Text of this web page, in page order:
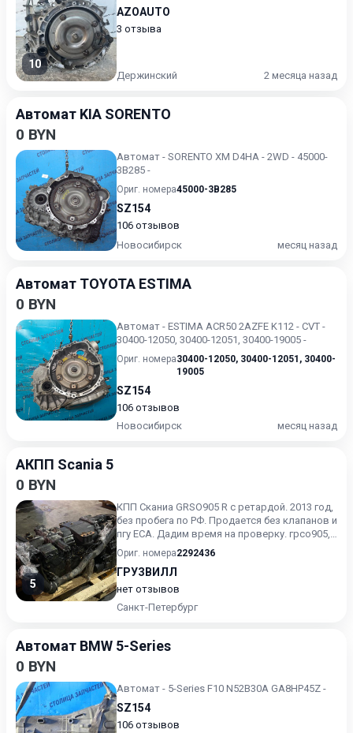
10
AZOAUTO
3 отзыва
Держинский 2 месяца назад
Автомат KIA SORENTO
0 BYN
Автомат - SORENTO XM D4HA - 2WD - 45000-
3B285 -
Ориг. номера45000-3B285
SZ154
106 отзывов
Новосибирск
месяц назад
Автомат TOYOTA ESTIMA
0 BYN
Автомат - ESTIMA ACR50 2AZFE K112 - CVT -
30400-12050, 30400-12051, 30400-19005 -
Ориг. номера30400-12050, 30400-12051 , 30400-
19005
SZ154
106 отзывов
Новосибирск
месяц назад
АКПП Scania 5
0 BYN
5
КПП Сканиа GRSO905 R с ретардой. 2013 год,
без пробега по РФ. Продается без клапанов и
пгу ECA. Дадим время на проверку. грсо905,
grs0905r,...
Ориг. номера2292436
ГРУЗВИЛЛ
нет отзывов
Санкт-Петербург
Автомат BMW 5-Series
0 BYN
Автомат - 5-Series F10 N52B30A GA8HP45Z -
SZ154
106 отзывов